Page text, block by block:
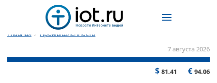
Главная / Промышленность
7 августа 2026
$ 81.41 € 94.06